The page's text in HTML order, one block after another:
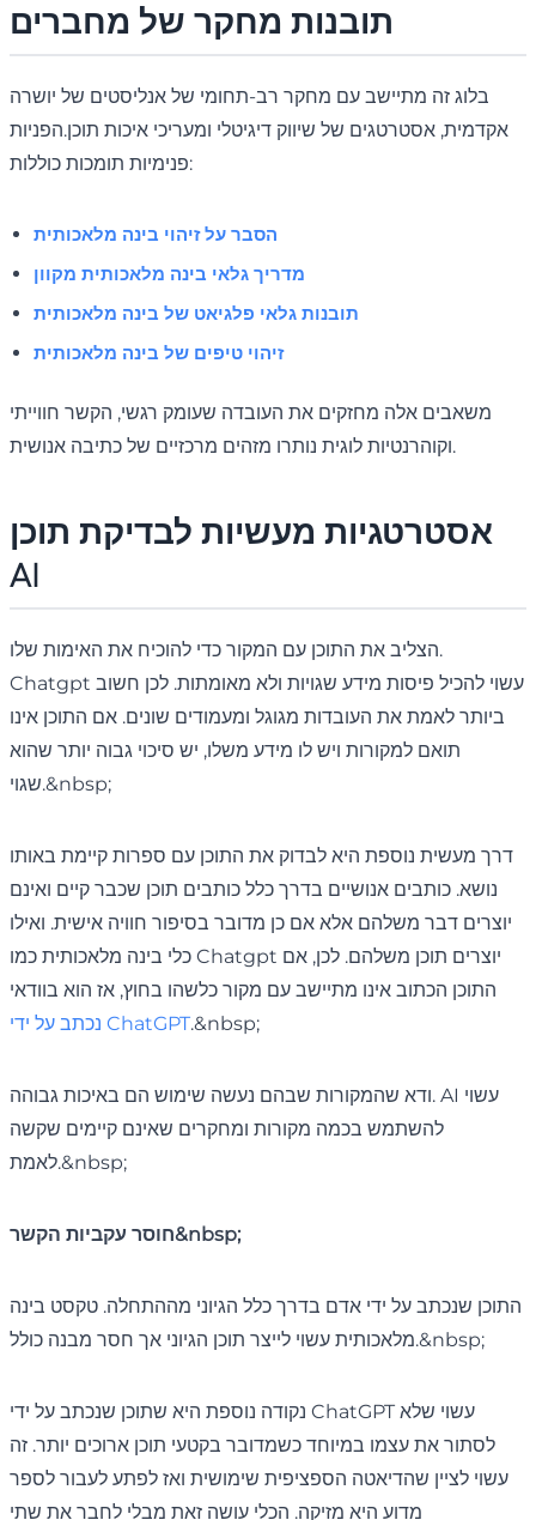
תובנות מחקר של מחברים
בלוג זה מתיישב עם מחקר רב-תחומי של אנליסטים של יושרה
אקדמית, אסטרטגים של שיווק דיגיטלי ומעריכי איכות תוכן.הפניות
פנימיות תומכות כוללות:
הסבר על זיהוי בינה מלאכותית
מדריך גלאי בינה מלאכותית מקוון
תובנות גלאי פלגיאט של בינה מלאכותית
זיהוי טיפים של בינה מלאכותית
משאבים אלה מחזקים את העובדה שעומק רגשי, הקשר חווייתי
וקוהרנטיות לוגית נותרו מזהים מרכזיים של כתיבה אנושית.
אסטרטגיות מעשיות לבדיקת תוכן
AI
הצליב את התוכן עם המקור כדי להוכיח את האימות שלו.
Chatgpt עשוי להכיל פיסות מידע שגויות ולא מאומתות. לכן חשוב
ביותר לאמת את העובדות מגוגל ומעמודים שונים. אם התוכן אינו
תואם למקורות ויש לו מידע משלו, יש סיכוי גבוה יותר שהוא
שגוי.&nbsp;
דרך מעשית נוספת היא לבדוק את התוכן עם ספרות קיימת באותו
נושא. כותבים אנושיים בדרך כלל כותבים תוכן שכבר קיים ואינם
יוצרים דבר משלהם אלא אם כן מדובר בסיפור חוויה אישית. ואילו
כלי בינה מלאכותית כמו Chatgpt יוצרים תוכן משלהם. לכן, אם
התוכן הכתוב אינו מתיישב עם מקור כלשהו בחוץ, אז הוא בוודאי
נכתב על ידי ChatGPT.&nbsp;
ודא שהמקורות שבהם נעשה שימוש הם באיכות גבוהה. AI עשוי
להשתמש בכמה מקורות ומחקרים שאינם קיימים שקשה
לאמת.&nbsp;
חוסר עקביות הקשר&nbsp;
התוכן שנכתב על ידי אדם בדרך כלל הגיוני מההתחלה. טקסט בינה
מלאכותית עשוי לייצר תוכן הגיוני אך חסר מבנה כולל.&nbsp;
נקודה נוספת היא שתוכן שנכתב על ידי ChatGPT עשוי שלא
לסתור את עצמו במיוחד כשמדובר בקטעי תוכן ארוכים יותר. זה
עשוי לציין שהדיאטה הספציפית שימושית ואז לפתע לעבור לספר
מדוע היא מזיקה. הכלי עושה זאת מבלי לחבר את שתי